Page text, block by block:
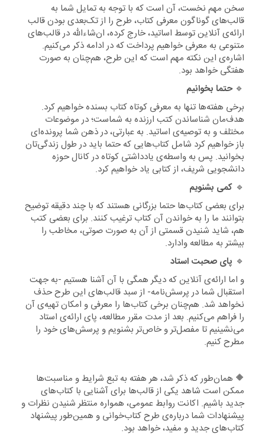
سخن مهم نخست، آن است که با توجه به تمایل شما به
قالب‌های گوناگون معرفی کتاب، طرح را از تک‌بعدی بودن قالب
ارائه‌ی آنلاین توسط اساتید، خارج کرده، ان‌شاءالله در قالب‌های
متنوعی به معرفی خواهیم پرداخت که در ادامه ذکر می‌کنیم.
اشاره‌ی این نکته مهم است که این طرح، هم‌چنان به صورت
هفتگی خواهد بود.
🔹 حتما بخوانیم
برخی هفته‌ها تنها به معرفی کوتاه کتاب بسنده خواهیم کرد.
هدف‌مان شناساندن کتب ارزنده به شماست؛ در موضوعات
مختلف و به توصیه‌ی اساتید. به عبارتی، در ذهن شما پرونده‌ای
باز خواهیم کرد شامل کتاب‌هایی که حتما باید در طول زندگی‌تان
بخوانید. پس به واسطه‌ی یادداشتی کوتاه در کانال حوزه
دانشجویی شریف، از کتابی یاد خواهیم کرد.
🔹 کمی بشنویم
برای بعضی کتاب‌ها حتما بزرگانی هستند که با چند دقیقه توضیح
بتوانند ما را به خواندن آن کتاب ترغیب کنند. برای بعضی کتب
هم، شاید شنیدن قسمتی از آن به صورت صوتی، مخاطب را
بیشتر به مطالعه وادارد.
🔹 پای صحبت استاد
و اما ارائه‌ی آنلاین که دیگر همگی با آن آشنا هستیم -به جهت
استقبال شما در پرسش‌نامه- از سبد قالب‌های این طرح حذف
نخواهد شد. هم‌چنان برخی کتاب‌ها را معرفی و امکان تهیه‌ی آن
را فراهم می‌کنیم. بعد از مدت مقرر مطالعه، پای ارائه‌ی استاد
می‌نشینیم تا مفصل‌تر و خاص‌تر بشنویم و پرسش‌های خود را
مطرح کنیم.
🔶 همان‌طور که ذکر شد، هر هفته به تبع شرایط و مناسبت‌ها
ممکن است شاهد یکی از قالب‌ها برای آشنایی با کتاب‌های
جدید باشیم. اکانت روابط عمومی، همواره منتظر شنیدن نظرات و
پیشنهادات شما درباره‌ی طرح کتاب‌خوانی و همین‌طور پیشنهاد
کتاب‌های جدید و مفید، خواهد بود.